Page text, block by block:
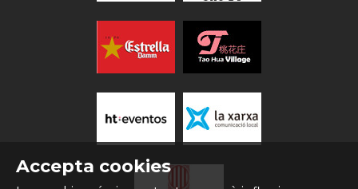
Accepta cookies